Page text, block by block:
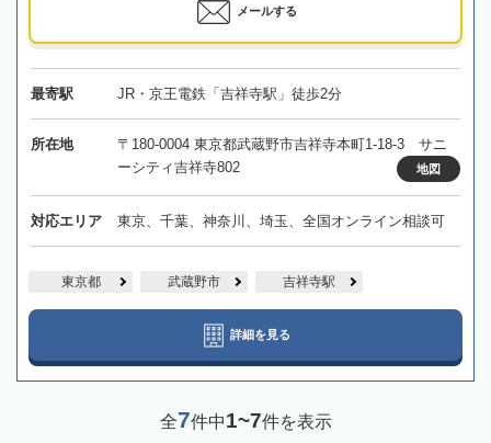
メールする
最寄駅 JR・京王電鉄「吉祥寺駅」徒歩2分
所在地
〒180-0004 東京都武蔵野市吉祥寺本町1-18-3 サニ
ーシティ吉祥寺802
地図
対応エリア 東京、千葉、神奈川、埼玉、全国オンライン相談可
東京都 武蔵野市 吉祥寺駅
詳細を見る
全7件中1~7件を表示